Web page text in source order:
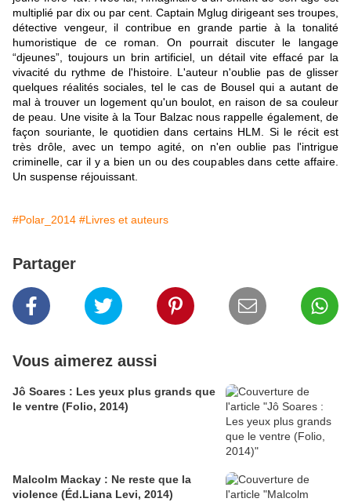
multiplié par dix ou par cent. Captain Mglug dirigeant ses troupes,
détective vengeur, il contribue en grande partie à la tonalité
humoristique de ce roman. On pourrait discuter le langage
“djeunes”, toujours un brin artificiel, un détail vite effacé par la
vivacité du rythme de l'histoire. L'auteur n'oublie pas de glisser
quelques réalités sociales, tel le cas de Bousel qui a autant de
mal à trouver un logement qu'un boulot, en raison de sa couleur
de peau. Une visite à la Tour Balzac nous rappelle également, de
façon souriante, le quotidien dans certains HLM. Si le récit est
très drôle, avec un tempo agité, on n'en oublie pas l'intrigue
criminelle, car il y a bien un ou des coupables dans cette affaire.
Un suspense réjouissant.
#Polar_2014 #Livres et auteurs
Partager
Vous aimerez aussi
Jô Soares : Les yeux plus grands que
le ventre (Folio, 2014)
Malcolm Mackay : Ne reste que la
violence (Éd.Liana Levi, 2014)